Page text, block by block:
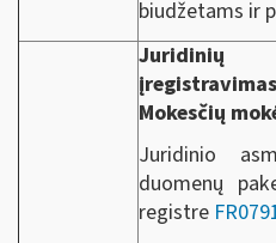
biudžetams ir
Mokesčių
Juridinio
duomenų
registre